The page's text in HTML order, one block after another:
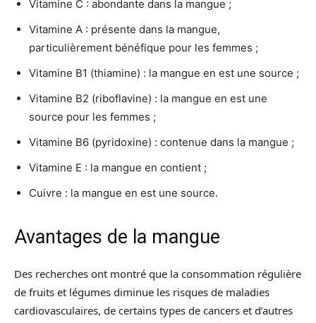
Vitamine C : abondante dans la mangue ;
Vitamine A : présente dans la mangue,
particulièrement bénéfique pour les femmes ;
Vitamine B1 (thiamine) : la mangue en est une source ;
Vitamine B2 (riboflavine) : la mangue en est une
source pour les femmes ;
Vitamine B6 (pyridoxine) : contenue dans la mangue ;
Vitamine E : la mangue en contient ;
Cuivre : la mangue en est une source.
Avantages de la mangue
Des recherches ont montré que la consommation régulière
de fruits et légumes diminue les risques de maladies
cardiovasculaires, de certains types de cancers et d’autres